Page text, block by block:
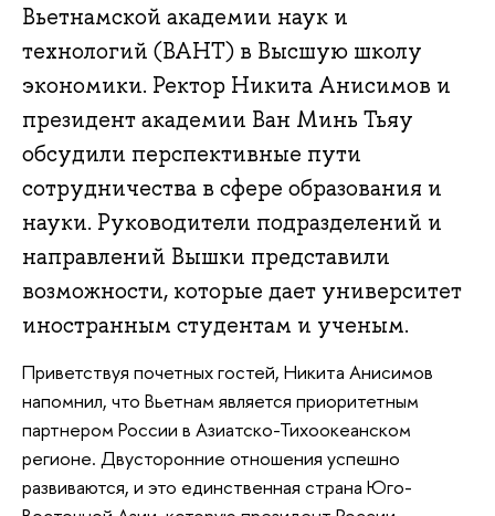
Вьетнамской академии наук и
технологий (ВАНТ) в Высшую школу
экономики. Ректор Никита Анисимов и
президент академии Ван Минь Тьяу
обсудили перспективные пути
сотрудничества в сфере образования и
науки. Руководители подразделений и
направлений Вышки представили
возможности, которые дает университет
иностранным студентам и ученым.
Приветствуя почетных гостей, Никита Анисимов
напомнил, что Вьетнам является приоритетным
партнером России в Азиатско-Тихоокеанском
регионе. Двусторонние отношения успешно
развиваются, и это единственная страна Юго-